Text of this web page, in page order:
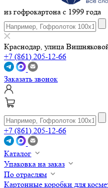
из гофрокартона с 1999 года
Краснодар, улица
+7 (861) 205-12-66
Заказать звонок
+7 (861) 205-12-66
Каталог
Упаковка на заказ
По отраслям
Картонные коробки для